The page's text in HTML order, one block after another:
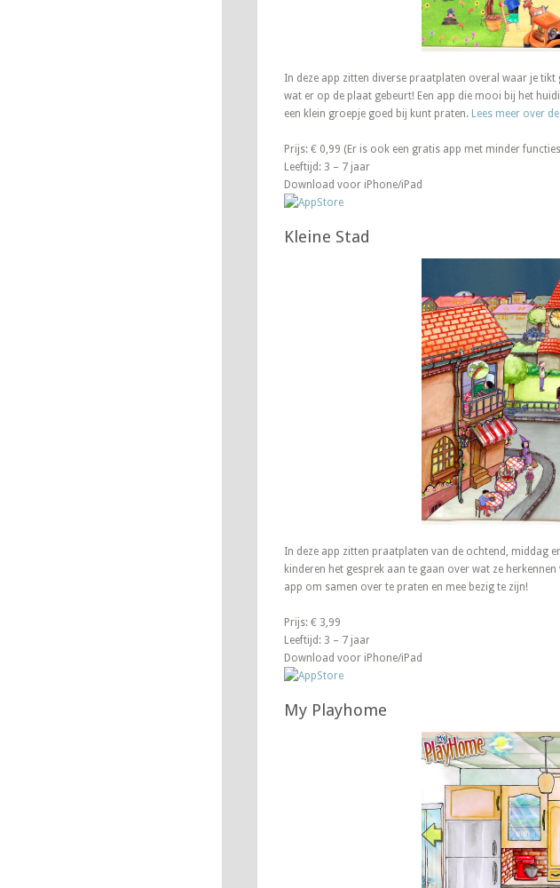
In deze app zitten diverse praatplaten overal waar je
wat er op de plaat gebeurt! Een app die mooi bij het
een klein groepje goed bij kunt praten. Lees meer over
Prijs: € 0,99 (Er is ook een gratis app met minder
Leeftijd: 3 – 7 jaar
Download voor iPhone/iPad
Kleine Stad
In deze app zitten praatplaten van de ochtend, middag
kinderen het gesprek aan te gaan over wat ze
app om samen over te praten en mee bezig te zijn!
Prijs: € 3,99
Leeftijd: 3 – 7 jaar
Download voor iPhone/iPad
My Playhome